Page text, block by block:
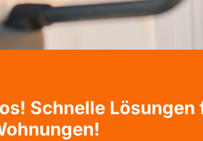
Schnelle